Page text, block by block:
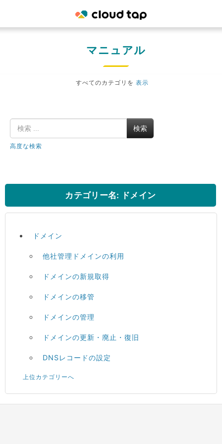
マニュアル
すべてのカテゴリを 表示
検索
高度な検索
カテゴリー名: ドメイン
ドメイン
他社管理ドメインの利用
ドメインの新規取得
ドメインの移管
ドメインの管理
ドメインの更新・廃止・復旧
DNSレコードの設定
上位カテゴリーへ